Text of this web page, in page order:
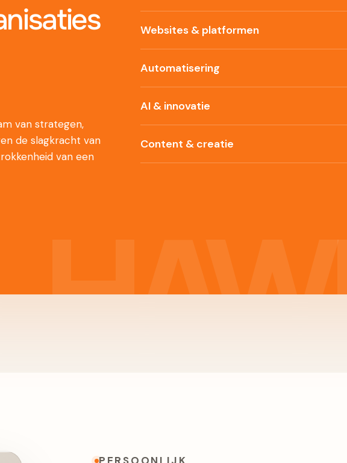
van strategen,
de slagkracht van
van een
Websites & platformen
Automatisering
AI & innovatie
Content & creatie